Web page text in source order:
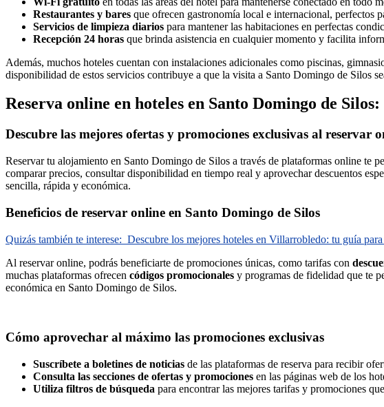
Restaurantes y bares que ofrecen gastronomía local e internacional, perfectos
Servicios de limpieza diarios para mantener las habitaciones en perfectas
Recepción 24 horas que brinda asistencia en cualquier momento y facilita
Además, muchos hoteles cuentan con instalaciones adicionales como piscinas,
disponibilidad de estos servicios contribuye a que la visita a Santo Domingo de Silos
Reserva online en hoteles en Santo Domingo de
Descubre las mejores ofertas y promociones exclusivas al reservar
Reservar tu alojamiento en Santo Domingo de Silos a través de plataformas online te
comparar precios, consultar disponibilidad en tiempo real y aprovechar descuentos
sencilla, rápida y económica.
Beneficios de reservar online en Santo Domingo de Silos
Quizás también te interese: Descubre los mejores hoteles en Villarrobledo: tu guía
Al reservar online, podrás beneficiarte de promociones únicas, como tarifas con
muchas plataformas ofrecen códigos promocionales y programas de fidelidad que te
económica en Santo Domingo de Silos.
Cómo aprovechar al máximo las promociones exclusivas
Suscríbete a boletines de noticias de las plataformas de reserva para recibir
Consulta las secciones de ofertas y promociones en las páginas web de los
Utiliza filtros de búsqueda para encontrar las mejores tarifas y promociones